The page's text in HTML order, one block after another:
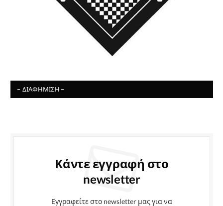
- ΔΙΑΦΉΜΙΣΗ -
Κάντε εγγραφή στο
newsletter
Εγγραφείτε στο newsletter μας για να